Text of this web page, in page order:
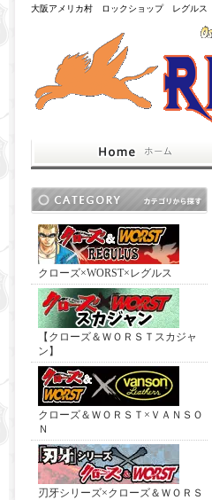
大阪アメリカ村 ロックショップ レグルス
クローズ×WORST×レグルス
【クローズ＆ＷＯＲＳＴスカジャ
ン】
クローズ＆ＷＯＲＳＴ×ＶＡＮＳＯ
Ｎ
刃牙シリーズ×クローズ＆ＷＯＲＳ